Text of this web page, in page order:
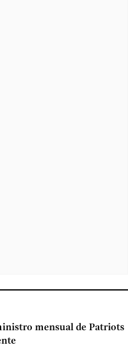
mensual de Patriots